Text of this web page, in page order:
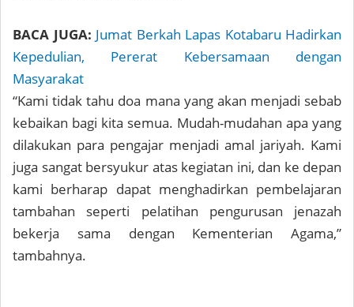
BACA JUGA: Jumat Berkah Lapas Kotabaru Hadirkan
Kepedulian, Pererat Kebersamaan dengan
Masyarakat
“Kami tidak tahu doa mana yang akan menjadi sebab
kebaikan bagi kita semua. Mudah-mudahan apa yang
dilakukan para pengajar menjadi amal jariyah. Kami
juga sangat bersyukur atas kegiatan ini, dan ke depan
kami berharap dapat menghadirkan pembelajaran
tambahan seperti pelatihan pengurusan jenazah
bekerja sama dengan Kementerian Agama,”
tambahnya.